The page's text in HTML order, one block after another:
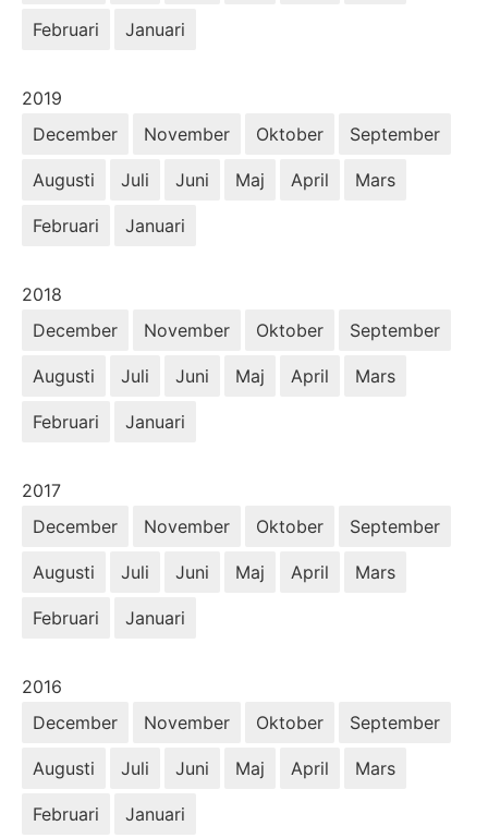
Februari Januari
År:
2019
December
November Oktober September
Augusti Juli Juni Maj April Mars
Februari Januari
År:
2018
December
November Oktober September
Augusti Juli Juni Maj April Mars
Februari Januari
År:
2017
December
November Oktober September
Augusti Juli Juni Maj April Mars
Februari Januari
År:
2016
December
November Oktober September
Augusti Juli Juni Maj April Mars
Februari Januari